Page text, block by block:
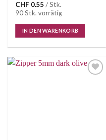
CHF 0.55 / Stk.
90 Stk. vorrätig
IN DEN WARENKORB